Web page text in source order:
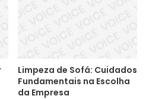
Limpeza de Sofá: Cuidados
Fundamentais na Escolha
da Empresa